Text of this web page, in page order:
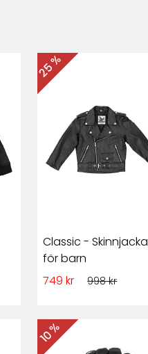
25 %
Classic - Skinnjacka
för barn
749 kr
998 kr
10 %